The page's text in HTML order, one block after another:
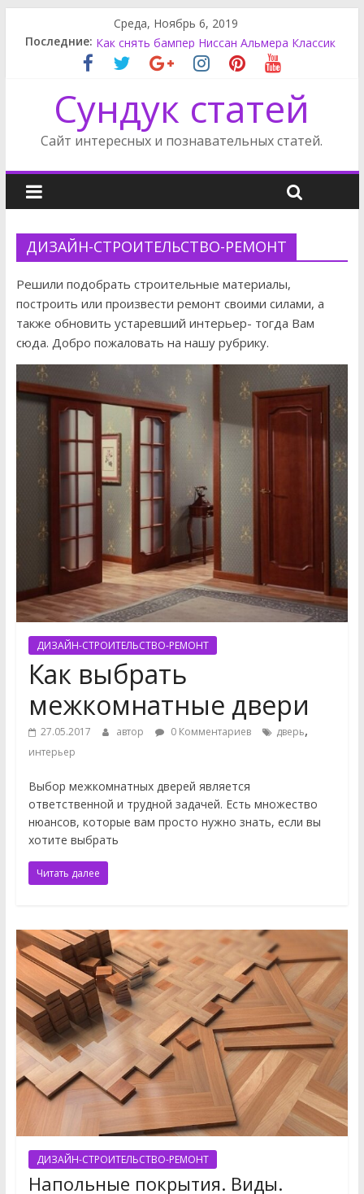
Среда, Ноябрь 6, 2019
Последние: Как снять фару на Ниссан Альмера Классик
Как снять бампер Ниссан Альмера Классик
Красивая шкатулка своими руками
Замена салонного фильтра Ситроен С4
Замена салонного фильтра рено Флюенс
Сундук статей
Сайт интересных и познавательных статей.
ДИЗАЙН-СТРОИТЕЛЬСТВО-РЕМОНТ
Решили подобрать строительные материалы,
построить или произвести ремонт своими силами, а
также обновить устаревший интерьер- тогда Вам
сюда. Добро пожаловать на нашу рубрику.
ДИЗАЙН-СТРОИТЕЛЬСТВО-РЕМОНТ
Как выбрать
межкомнатные двери
27.05.2017 автор 0 Комментариев дверь,
интерьер
Выбор межкомнатных дверей является
ответственной и трудной задачей. Есть множество
нюансов, которые вам просто нужно знать, если вы
хотите выбрать
Читать далее
ДИЗАЙН-СТРОИТЕЛЬСТВО-РЕМОНТ
Напольные покрытия. Виды.